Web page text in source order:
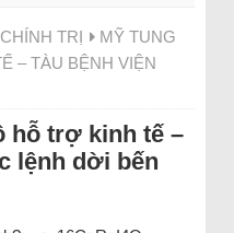
CHÍNH TRỊ
MỸ TUNG
– TÀU BỆNH VIỆN
hỗ trợ kinh tế –
lệnh dời bến